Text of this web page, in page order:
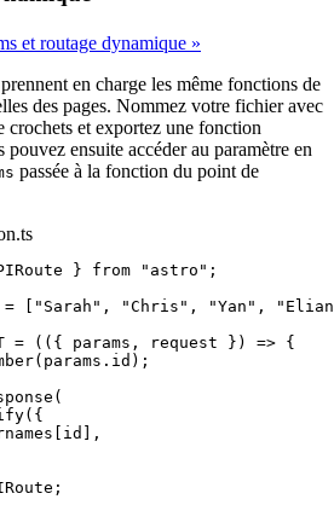
et routage dynamique »
en charge les même fonctions de
des pages. Nommez votre fichier avec
crochets et exportez une fonction
pouvez ensuite accéder au paramètre en
passée à la fonction du point de
} from " astro " ;
= [ " Sarah " , "Chris " , "Yan " , " Elian
= ( ( { params , request } )
=> {
(params . id ) ;
(
( {
,
;